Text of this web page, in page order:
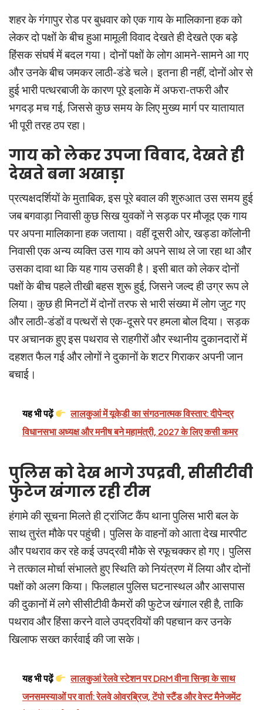
शहर के गंगापुर रोड पर बुधवार को एक गाय के मालिकाना हक को
लेकर दो पक्षों के बीच हुआ मामूली विवाद देखते ही देखते एक बड़े
हिंसक संघर्ष में बदल गया। दोनों पक्षों के लोग आमने-सामने आ गए
और उनके बीच जमकर लाठी-डंडे चले। इतना ही नहीं, दोनों ओर से
हुई भारी पत्थरबाजी के कारण पूरे इलाके में अफरा-तफरी और
भगदड़ मच गई, जिससे कुछ समय के लिए मुख्य मार्ग पर यातायात
भी पूरी तरह ठप रहा।
गाय को लेकर उपजा विवाद, देखते ही
देखते बना अखाड़ा
प्रत्यक्षदर्शियों के मुताबिक, इस पूरे बवाल की शुरुआत उस समय हुई
जब बगवाड़ा निवासी कुछ सिख युवकों ने सड़क पर मौजूद एक गाय
पर अपना मालिकाना हक जताया। वहीं दूसरी ओर, खड्डा कॉलोनी
निवासी एक अन्य व्यक्ति उस गाय को अपने साथ ले जा रहा था और
उसका दावा था कि यह गाय उसकी है। इसी बात को लेकर दोनों
पक्षों के बीच पहले तीखी बहस शुरू हुई, जिसने जल्द ही उग्र रूप ले
लिया। कुछ ही मिनटों में दोनों तरफ से भारी संख्या में लोग जुट गए
और लाठी-डंडों व पत्थरों से एक-दूसरे पर हमला बोल दिया। सड़क
पर अचानक हुए इस पथराव से राहगीरों और स्थानीय दुकानदारों में
दहशत फैल गई और लोगों ने दुकानों के शटर गिराकर अपनी जान
बचाई।
यह भी पढ़ें
लालकुआं में यूकेडी का संगठनात्मक विस्तार: दीपेन्द्र
विधानसभा अध्यक्ष और मनीष बने महामंत्री, 2027 के लिए कसी कमर
पुलिस को देख भागे उपद्रवी, सीसीटीवी
फुटेज खंगाल रही टीम
हंगामे की सूचना मिलते ही ट्रांजिट कैंप थाना पुलिस भारी बल के
साथ तुरंत मौके पर पहुंची। पुलिस के वाहनों को आता देख मारपीट
और पथराव कर रहे कई उपद्रवी मौके से रफूचक्कर हो गए। पुलिस
ने तत्काल मोर्चा संभालते हुए स्थिति को नियंत्रण में लिया और दोनों
पक्षों को अलग किया। फिलहाल पुलिस घटनास्थल और आसपास
की दुकानों में लगे सीसीटीवी कैमरों की फुटेज खंगाल रही है, ताकि
पथराव और हिंसा करने वाले उपद्रवियों की पहचान कर उनके
खिलाफ सख्त कार्रवाई की जा सके।
यह भी पढ़ें
लालकुआं रेलवे स्टेशन पर DRM वीना सिन्हा के साथ
जनसमस्याओं पर वार्ता: रेलवे ओवरब्रिज, टेंपो स्टैंड और वेस्ट मैनेजमेंट